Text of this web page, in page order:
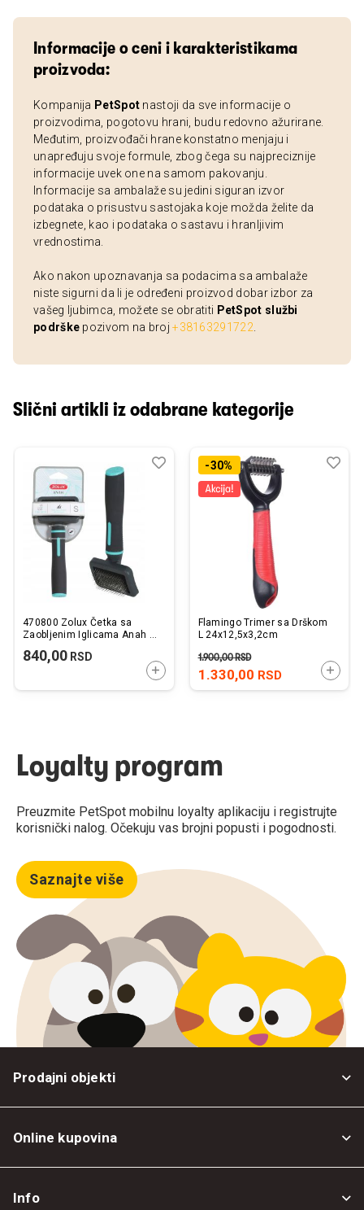
Informacije o ceni i karakteristikama
proizvoda:
Kompanija PetSpot nastoji da sve informacije o
proizvodima, pogotovu hrani, budu redovno ažurirane.
Međutim, proizvođači hrane konstatno menjaju i
unapređuju svoje formule, zbog čega su najpreciznije
informacije uvek one na samom pakovanju.
Informacije sa ambalaže su jedini siguran izvor
podataka o prisustvu sastojaka koje možda želite da
izbegnete, kao i podataka o sastavu i hranljivim
vrednostima.
Ako nakon upoznavanja sa podacima sa ambalaže
niste sigurni da li je određeni proizvod dobar izbor za
vašeg ljubimca, možete se obratiti PetSpot službi
podrške pozivom na broj+38163291722
Slični artikli iz odabrane kategorije
470800 Zolux Četka sa
Zaobljenim Iglicama Anah S
840,00 RSD
DODAJTE U KORPU
Dodaj
Uporedi-30%
Flamingo Trimer sa Drškom
L 24x12,5x3,2cm
1.330,00 RSD
1.900,00RSD
Loyalty program
Preuzmite PetSpot mobilnu loyalty aplikaciju i registrujte
korisnički nalog. Očekuju vas brojni popusti i pogodnosti.
Saznajte više
Prodajni objekti
Online kupovina
Info